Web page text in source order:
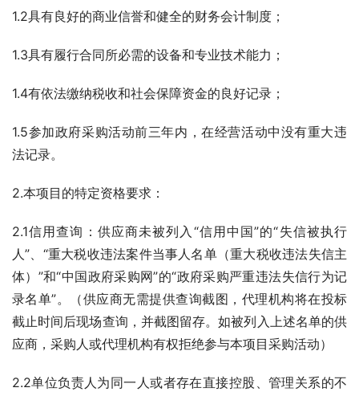
1.2具有良好的商业信誉和健全的财务会计制度；
1.3具有履行合同所必需的设备和专业技术能力；
1.4有依法缴纳税收和社会保障资金的良好记录；
1.5参加政府采购活动前三年内，在经营活动中没有重大违
法记录。
2.本项目的特定资格要求：
2.1信用查询：供应商未被列入“信用中国”的“失信被执行
人”、“重大税收违法案件当事人名单（重大税收违法失信主
体）”和“中国政府采购网”的“政府采购严重违法失信行为记
录名单”。（供应商无需提供查询截图，代理机构将在投标
截止时间后现场查询，并截图留存。如被列入上述名单的供
应商，采购人或代理机构有权拒绝参与本项目采购活动）
2.2单位负责人为同一人或者存在直接控股、管理关系的不